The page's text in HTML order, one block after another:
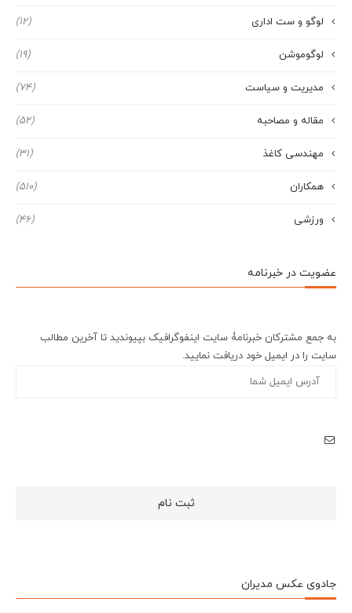
لوگو و ست اداری (12)
لوگوموشن (19)
مدیریت و سیاست (74)
مقاله و مصاحبه (52)
مهندسی کاغذ (31)
همکاران (510)
ورزشی (46)
عضویت در خبرنامه
به جمع مشترکان خبرنامۀ سایت اینفوگرافیک بپیوندید تا آخرین مطالب
سایت را در ایمیل خود دریافت نمایید.
جادوی عکس مدیران